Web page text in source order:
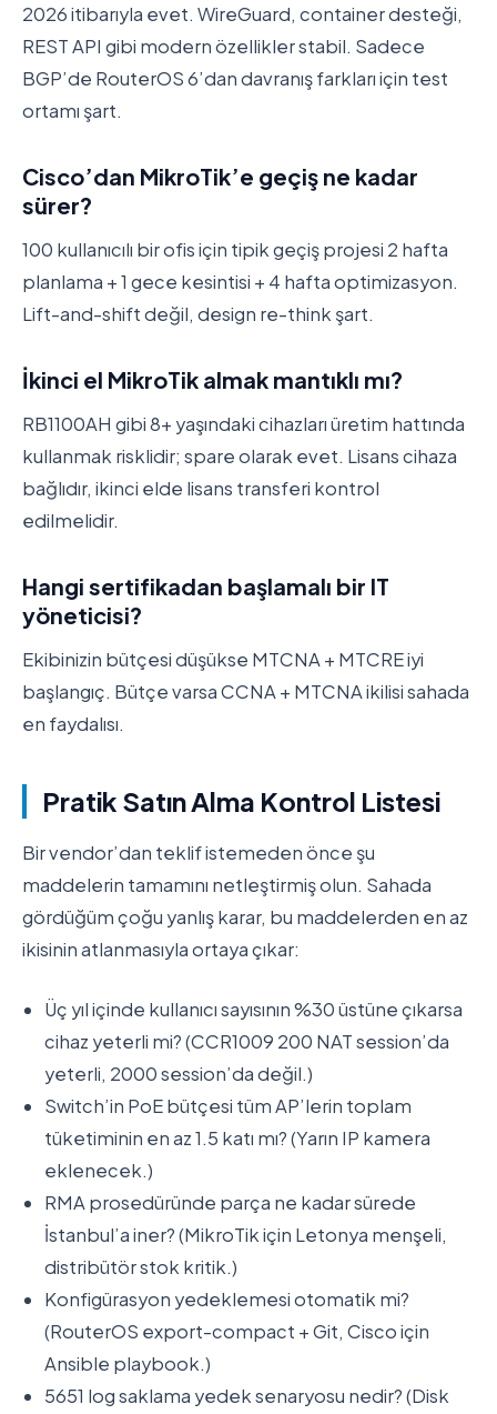
2026 itibarıyla evet. WireGuard, container desteği,
REST API gibi modern özellikler stabil. Sadece
BGP’de RouterOS 6’dan davranış farkları için test
ortamı şart.
Cisco’dan MikroTik’e geçiş ne kadar
sürer?
100 kullanıcılı bir ofis için tipik geçiş projesi 2 hafta
planlama + 1 gece kesintisi + 4 hafta optimizasyon.
Lift-and-shift değil, design re-think şart.
İkinci el MikroTik almak mantıklı mı?
RB1100AH gibi 8+ yaşındaki cihazları üretim hattında
kullanmak risklidir; spare olarak evet. Lisans cihaza
bağlıdır, ikinci elde lisans transferi kontrol
edilmelidir.
Hangi sertifikadan başlamalı bir IT
yöneticisi?
Ekibinizin bütçesi düşükse MTCNA + MTCRE iyi
başlangıç. Bütçe varsa CCNA + MTCNA ikilisi sahada
en faydalısı.
Pratik Satın Alma Kontrol Listesi
Bir vendor’dan teklif istemeden önce şu
maddelerin tamamını netleştirmiş olun. Sahada
gördüğüm çoğu yanlış karar, bu maddelerden en az
ikisinin atlanmasıyla ortaya çıkar:
Üç yıl içinde kullanıcı sayısının %30 üstüne çıkarsa
cihaz yeterli mi? (CCR1009 200 NAT session’da
yeterli, 2000 session’da değil.)
Switch’in PoE bütçesi tüm AP’lerin toplam
tüketiminin en az 1.5 katı mı? (Yarın IP kamera
eklenecek.)
RMA prosedüründe parça ne kadar sürede
İstanbul’a iner? (MikroTik için Letonya menşeli,
distribütör stok kritik.)
Konfigürasyon yedeklemesi otomatik mi?
(RouterOS export-compact + Git, Cisco için
Ansible playbook.)
5651 log saklama yedek senaryosu nedir? (Disk